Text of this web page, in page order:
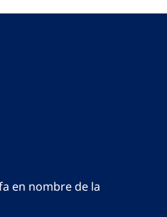
en nombre de la